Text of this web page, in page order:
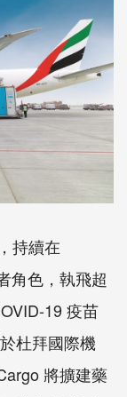
持續在
角色，執飛超
19 疫苗
杜拜國際機
將擴建藥